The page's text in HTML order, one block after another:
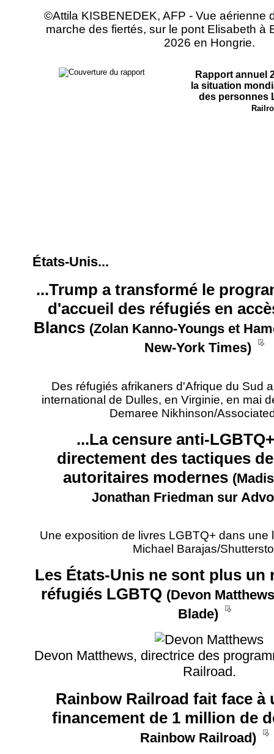
©Attila KISBENEDEK, AFP - Vue aérienne
marche des fiertés, sur le pont Elisabeth à
2026 en Hongrie.
Rapport annuel
la situation
des personnes
États-Unis...
...Trump a transformé le
d'accueil des réfugiés en
Blancs (Zolan Kanno-Youngs et
New-York Times) __
Des réfugiés afrikaners d'Afrique du Sud
international de Dulles, en Virginie, en mai
Demaree Nikhinson/
...La censure anti-
directement des tactiques
autoritaires modernes
Jonathan Friedman sur
Une exposition de livres LGBTQ+ dans une
Michael Barajas/
Les États-Unis ne sont plus un
réfugiés LGBTQ (Devon
Blade) __
Devon Matthews, directrice des
Railroad.
Rainbow Railroad fait face à
financement de 1 million de
Rainbow Railroad)